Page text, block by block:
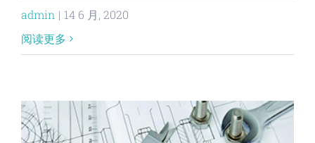
admin | 14 6 月, 2020
阅读更多